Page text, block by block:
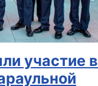
участие в